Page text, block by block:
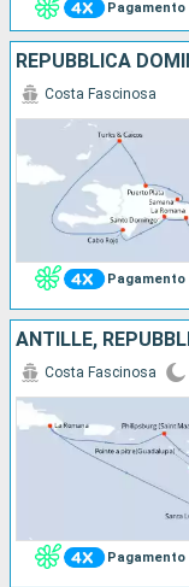
Pagamento
REPUBBLICA
Pagamento
Costa Fascinosa
ANTILLE,
Pagamento
Costa Fascinosa